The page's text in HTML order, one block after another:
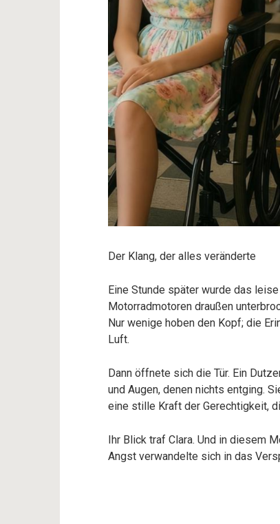
Der Klang, der alles veränderte
Eine Stunde später wurde das
Motorradmotoren draußen
Nur wenige hoben den Kopf; die
Luft.
Dann öffnete sich die Tür. Ein
und Augen, denen nichts entging.
eine stille Kraft der Gerechtigkeit,
Ihr Blick traf Clara. Und in diesem
Angst verwandelte sich in das